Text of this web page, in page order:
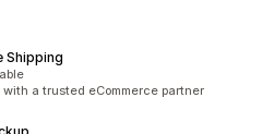
Shipping
a trusted eCommerce partner